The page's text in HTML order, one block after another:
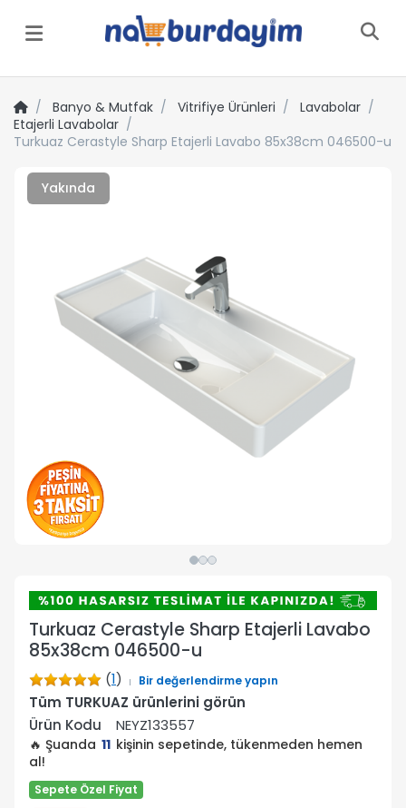
Menü
Banyo & Mutfak Vitrifiye Ürünleri
Lavabolar
Etajerli Lavabolar
Turkuaz Cerastyle Sharp Etajerli Lavabo 85x38cm 046500-u
Yakında
Turkuaz Cerastyle Sharp Etajerli Lavabo
85x38cm 046500-u
(1) Bir değerlendirme yapın
Tüm TURKUAZ ürünlerini görün
Ürün Kodu
NEYZ133557
🔥 Şuanda 11 kişinin sepetinde, tükenmeden hemen
al!
Sepete Özel Fiyat